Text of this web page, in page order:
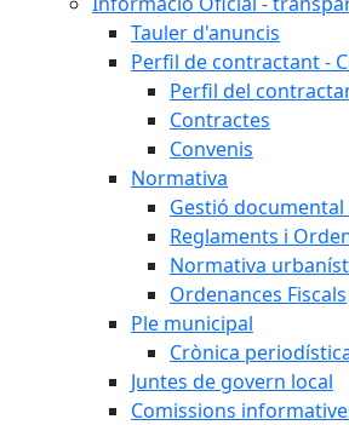
Tauler d'anuncis
Perfil de contractant -
Perfil del
Contractes
Convenis
Normativa
Gestió documental
Reglaments i
Normativa
Ordenances Fiscals
Ple municipal
Crònica
Juntes de govern local
Comissions